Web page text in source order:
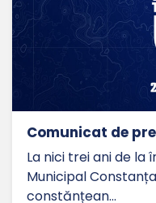
Comunicat de
La nici trei ani de la
Municipal
constănțean…